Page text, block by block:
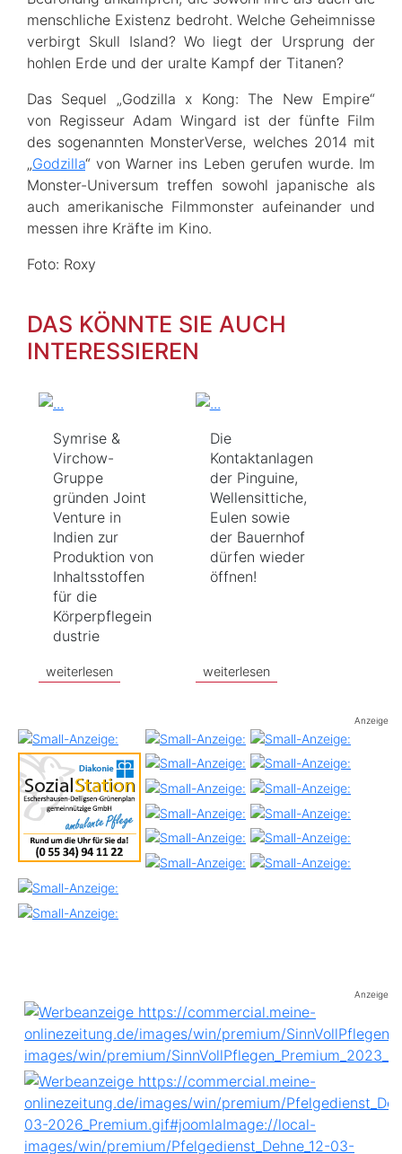
menschliche Existenz bedroht. Welche Geheimnisse
verbirgt Skull Island? Wo liegt der Ursprung der
hohlen Erde und der uralte Kampf der Titanen?
Das Sequel „Godzilla x Kong: The New Empire“
von Regisseur Adam Wingard ist der fünfte Film
des sogenannten MonsterVerse, welches 2014 mit
„Godzilla“ von Warner ins Leben gerufen wurde. Im
Monster-Universum treffen sowohl japanische als
auch amerikanische Filmmonster aufeinander und
messen ihre Kräfte im Kino.
Foto: Roxy
DAS KÖNNTE SIE AUCH
INTERESSIEREN
Symrise &
Virchow-
Gruppe
gründen Joint
Venture in
Indien zur
Produktion von
Inhaltsstoffen
für die
Körperpflegein
dustrie
weiterlesen
Die
Kontaktanlagen
der Pinguine,
Wellensittiche,
Eulen sowie
der Bauernhof
dürfen wieder
öffnen!
weiterlesen
Anzeige
Anzeige